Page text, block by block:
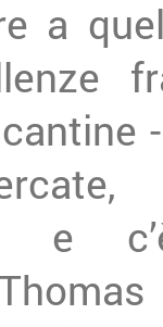
a
e